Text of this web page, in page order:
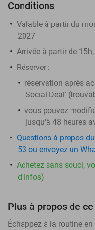
Conditions
Valable à partir du
2027
Arrivée à partir de
Réserver :
réservation après
Social Deal'
vous pouvez
jusqu'à 48 heures
Questions à propos
53 ou envoyez un
Achetez sans souci,
d'infos)
Plus à propos de
Échappez à la routine